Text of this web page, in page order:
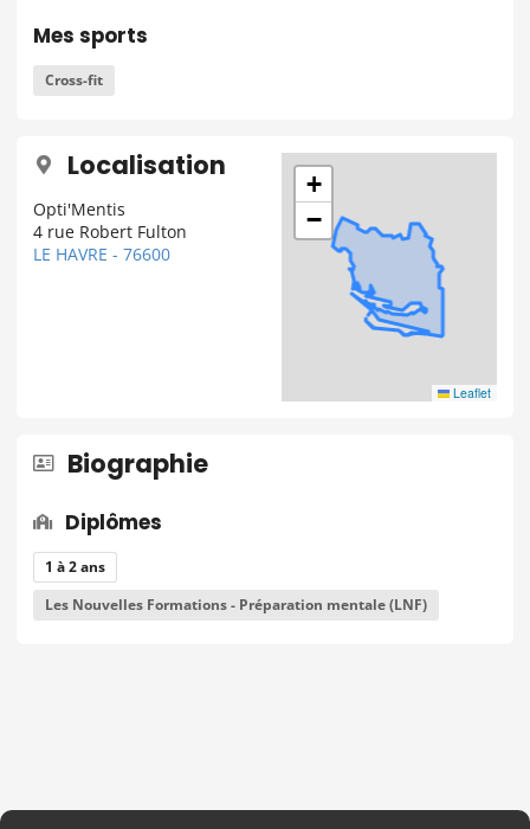
Mes sports
Cross-fit
Localisation
Opti'Mentis
4 rue Robert Fulton
LE HAVRE - 76600
+
−
Leaflet
Biographie
Diplômes
1 à 2 ans
Les Nouvelles Formations - Préparation mentale (LNF)